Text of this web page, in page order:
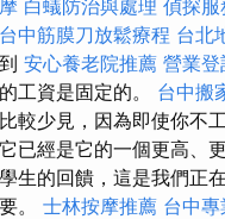
摩 白蟻防治與處理 偵探服
台中筋膜刀放鬆療程 台北
到 安心養老院推薦 營業登
的工資是固定的。 台中搬
比較少見，因為即使你不
它已經是它的一個更高、
學生的回饋，這是我們正
要。 士林按摩推薦 台中